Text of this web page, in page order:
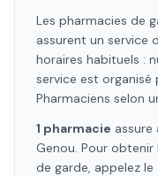
Les pharmacies de
assurent un service
horaires habituels :
service est organisé
Pharmaciens selon
1 pharmacie assure
Genou. Pour
de garde, appelez le